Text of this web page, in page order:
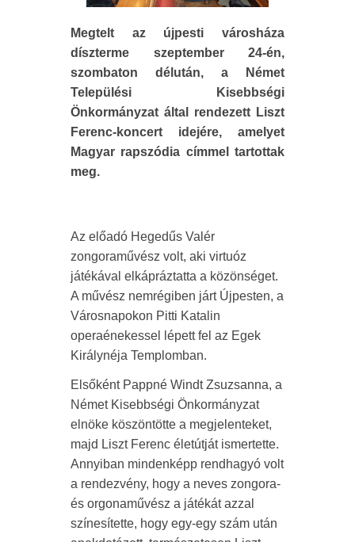
Megtelt az újpesti városháza
díszterme szeptember 24-én,
szombaton délután, a Német
Települési Kisebbségi
Önkormányzat által rendezett Liszt
Ferenc-koncert idejére, amelyet
Magyar rapszódia címmel tartottak
meg.
Az előadó Hegedűs Valér
zongoraművész volt, aki virtuóz
játékával elkápráztatta a közönséget.
A művész nemrégiben járt Újpesten, a
Városnapokon Pitti Katalin
operaénekessel lépett fel az Egek
Királynéja Templomban.
Elsőként Pappné Windt Zsuzsanna, a
Német Kisebbségi Önkormányzat
elnöke köszöntötte a megjelenteket,
majd Liszt Ferenc életútját ismertette.
Annyiban mindenképp rendhagyó volt
a rendezvény, hogy a neves zongora-
és orgonaművész a játékát azzal
színesítette, hogy egy-egy szám után